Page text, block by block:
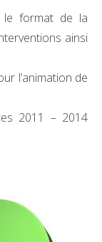
le format de la
ainsi
l’animation de
2011 – 2014